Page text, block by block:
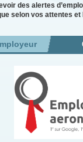
des alertes
selon vos attentes et